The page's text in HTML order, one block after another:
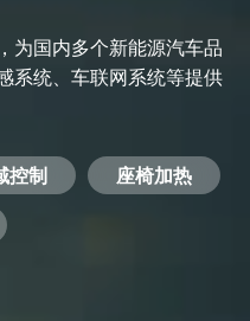
为国内多个新能源汽车品
系统、车联网系统等提供
控制
座椅加热
器
电机驱动
服务器电源
机顶盒
智能交通